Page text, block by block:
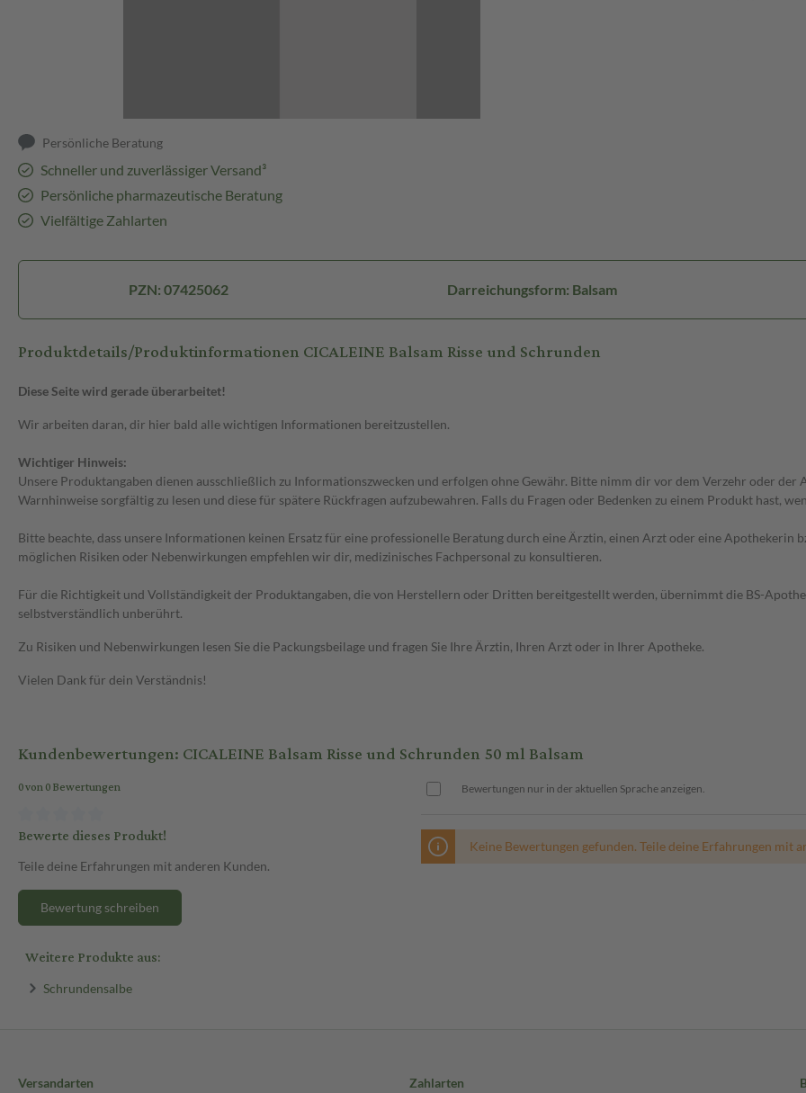
Persönliche Beratung
Schneller und zuverlässiger Versand³
Persönliche pharmazeutische Beratung
Vielfältige Zahlarten
PZN: 07425062 Darreichungsform: Balsam
Produktdetails/Produktinformationen CICALEINE Balsam Risse und Schrunden
Diese Seite wird gerade überarbeitet!
Wir arbeiten daran, dir hier bald alle wichtigen Informationen bereitzustellen.
Wichtiger Hinweis:
Unsere Produktangaben dienen ausschließlich zu Informationszwecken und erfolgen ohne Gewähr. Bitte nimm dir vor dem Verzehr oder
Warnhinweise sorgfältig zu lesen und diese für spätere Rückfragen aufzubewahren. Falls du Fragen oder Bedenken zu einem Produkt hast,
Bitte beachte, dass unsere Informationen keinen Ersatz für eine professionelle Beratung durch eine Ärztin, einen Arzt oder eine Apothekerin
möglichen Risiken oder Nebenwirkungen empfehlen wir dir, medizinisches Fachpersonal zu konsultieren.
Für die Richtigkeit und Vollständigkeit der Produktangaben, die von Herstellern oder Dritten bereitgestellt werden, übernimmt die BS-
selbstverständlich unberührt.
Zu Risiken und Nebenwirkungen lesen Sie die Packungsbeilage und fragen Sie Ihre Ärztin, Ihren Arzt oder in Ihrer Apotheke.
Vielen Dank für dein Verständnis!
Kundenbewertungen: CICALEINE Balsam Risse und Schrunden 50 ml Balsam
0 von 0 Bewertungen
Bewerte dieses Produkt!
Teile deine Erfahrungen mit anderen Kunden.
Bewertung schreiben
Bewertungen nur in der aktuellen Sprache anzeigen.
Keine Bewertungen gefunden. Teile deine Erfahrungen mit
Weitere Produkte aus:
Schrundensalbe
Versandarten
Zahlarten